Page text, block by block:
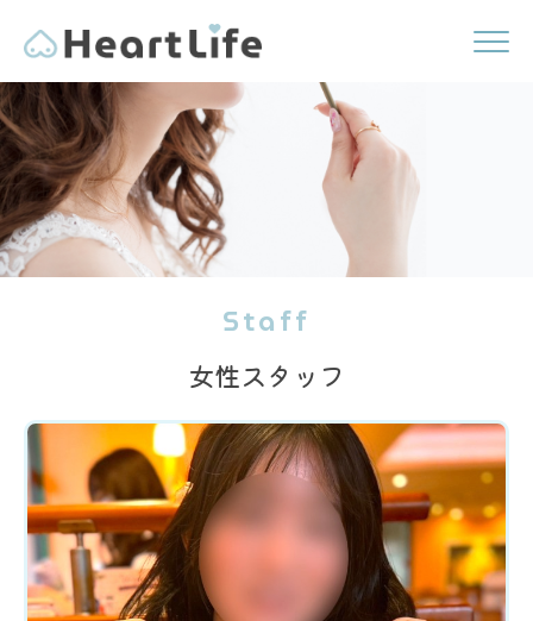
Staff
女性スタッフ